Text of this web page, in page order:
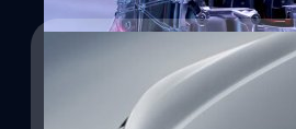
วิเคราะห์ข้อมูลด้วย AI เพื่อตรวจสอบ
ChangAn มีการทำงานในหลายโหมด
พลังงานจากแบตเตอรี่โดยตรง…
BYD คิดค้น DM-i Super
เต็มกำลัง